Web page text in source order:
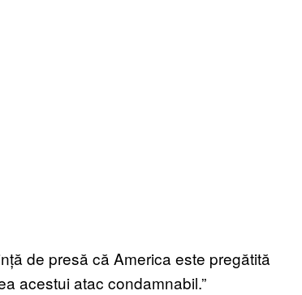
de presă că America este pregătită
acestui atac condamnabil.”